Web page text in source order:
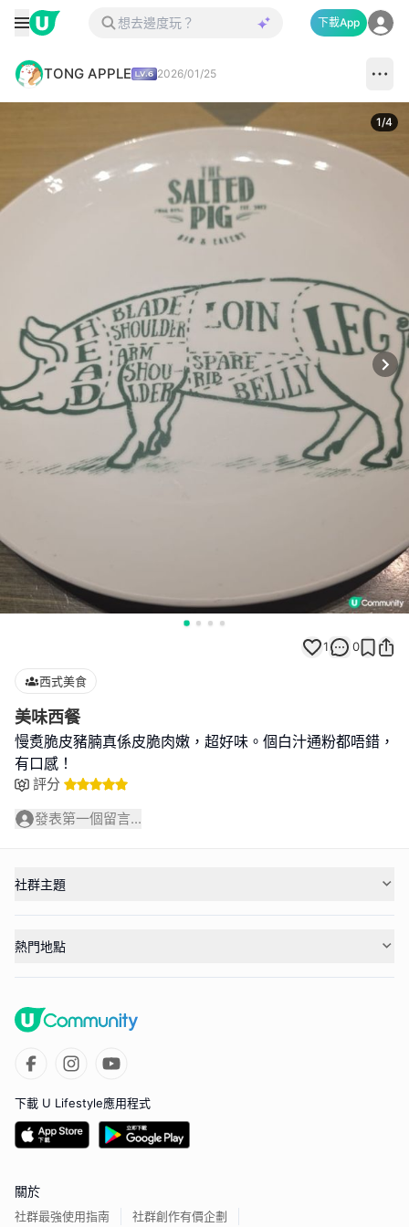
下載App
TONG APPLE 2026/01/25
1/4
1 0
西式美食
美味西餐
慢煑脆皮豬腩真係皮脆肉嫩，超好味。個白汁通粉都唔錯，
有口感！
評分
發表第一個留言...
社群主題
熱門地點
下載 U Lifestyle應用程式
關於
社群最強使用指南 社群創作有價企劃